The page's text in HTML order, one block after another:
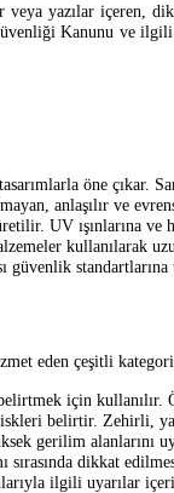
yazılar içeren,
Kanunu ve
öne çıkar.
anlaşılır ve
UV ışınlarına ve
kullanılarak
güvenlik
eden çeşitli
için
belirtir. Zehirli,
gerilim alanlarını
sırasında dikkat
ilgili uyarılar